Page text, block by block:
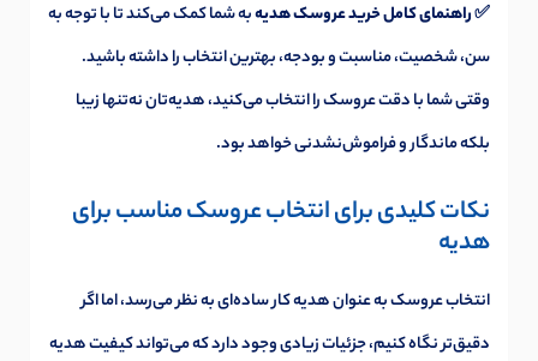
✅راهنمای کامل خرید عروسک هدیهبه شما کمک می‌کند تا با توجه به
سن، شخصیت، مناسبت و بودجه، بهترین انتخاب را داشته باشید.
وقتی شما با دقت عروسک را انتخاب می‌کنید، هدیه‌تان نه‌تنها زیبا
بلکه ماندگار و فراموش‌نشدنی خواهد بود.
نکات کلیدی برای انتخاب عروسک مناسب برای
هدیه
انتخاب عروسک به عنوان هدیه کار ساده‌ای به نظر می‌رسد، اما اگر
دقیق‌تر نگاه کنیم، جزئیات زیادی وجود دارد که می‌تواند کیفیت هدیه